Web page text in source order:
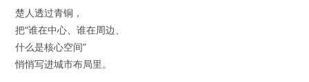
楚人透过青铜，
把“谁在中心、谁在周边、
什么是核心空间”
悄悄写进城市布局里。